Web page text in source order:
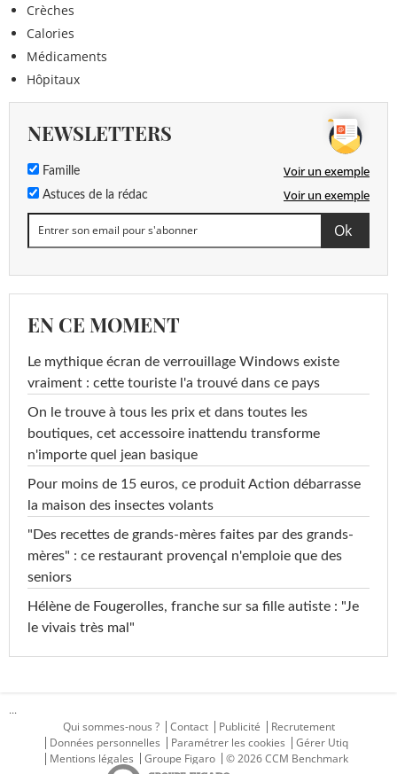
Crèches
Calories
Médicaments
Hôpitaux
NEWSLETTERS
Famille Voir un exemple
Astuces de la rédac Voir un exemple
EN CE MOMENT
Le mythique écran de verrouillage Windows existe
vraiment : cette touriste l'a trouvé dans ce pays
On le trouve à tous les prix et dans toutes les
boutiques, cet accessoire inattendu transforme
n'importe quel jean basique
Pour moins de 15 euros, ce produit Action débarrasse
la maison des insectes volants
"Des recettes de grands-mères faites par des grands-
mères" : ce restaurant provençal n'emploie que des
seniors
Hélène de Fougerolles, franche sur sa fille autiste : "Je
le vivais très mal"
...
Qui sommes-nous ?
Contact Publicité
Recrutement
Données personnelles
Paramétrer les cookies
Gérer Utiq
Mentions légales
Groupe Figaro © 2026 CCM Benchmark